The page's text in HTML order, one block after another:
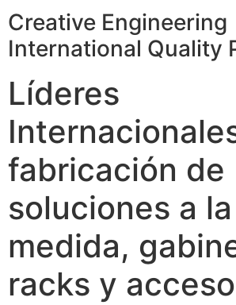
Creative Engineering
International Quality
Líderes
fabricación de
soluciones a la
medida,
racks y